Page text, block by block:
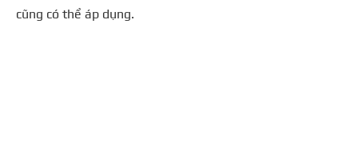
cũng có thể áp dụng.